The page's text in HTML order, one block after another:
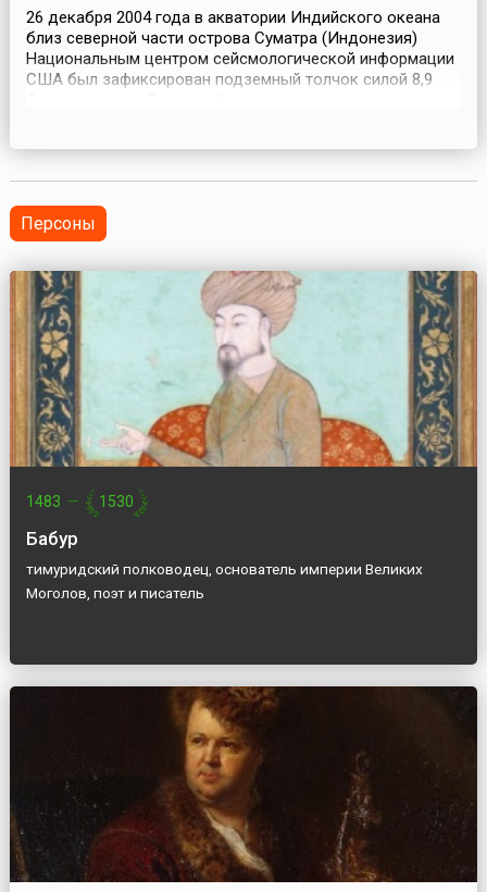
26 декабря 2004 года в акватории Индийского океана
близ северной части острова Суматра (Индонезия)
Национальным центром сейсмологической информации
США был зафиксирован подземный толчок силой 8,9
направля...
Персоны
1483 — 1530
Бабур
тимуридский полководец, основатель империи Великих
Моголов, поэт и писатель